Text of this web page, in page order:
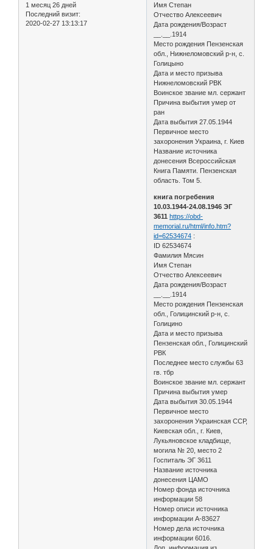
1 месяц 26 дней
Последний визит:
2020-02-27 13:13:17
Имя Степан
Отчество Алексеевич
Дата рождения/Возраст
__.__.1914
Место рождения Пензенская
обл., Нижнеломовский р-н, с.
Голицыно
Дата и место призыва
Нижнеломовский РВК
Воинское звание мл. сержант
Причина выбытия умер от
ран
Дата выбытия 27.05.1944
Первичное место
захоронения Украина, г. Киев
Название источника
донесения Всероссийская
Книга Памяти. Пензенская
область. Том 5.
книга погребения
10.03.1944-24.08.1946 ЭГ
3611 https://obd-
memorial.ru/html/info.htm?
id=62534674 :
ID 62534674
Фамилия Мясин
Имя Степан
Отчество Алексеевич
Дата рождения/Возраст
__.__.1914
Место рождения Пензенская
обл., Голицинский р-н, с.
Голицино
Дата и место призыва
Пензенская обл., Голицинский
РВК
Последнее место службы 63
гв. тбр
Воинское звание мл. сержант
Причина выбытия умер
Дата выбытия 30.05.1944
Первичное место
захоронения Украинская ССР,
Киевская обл., г. Киев,
Лукьяновское кладбище,
могила № 20, место 2
Госпиталь ЭГ 3611
Название источника
донесения ЦАМО
Номер фонда источника
информации 58
Номер описи источника
информации А-83627
Номер дела источника
информации 6016.